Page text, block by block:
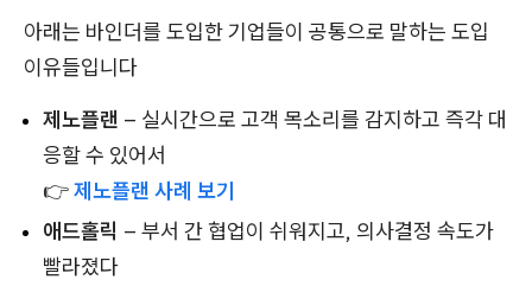
아래는 바인더를 도입한 기업들이 공통으로 말하는 도입
이유들입니다
제노플랜 – 실시간으로 고객 목소리를 감지하고 즉각 대
응할 수 있어서
👉제노플랜 사례 보기
애드홀릭 – 부서 간 협업이 쉬워지고, 의사결정 속도가
빨라졌다